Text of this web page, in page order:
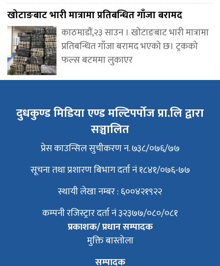
खोटाङबाट भारी मात्रामा प्रतिबन्धित गाँजा बरामद
काठमाडौं,२३ साउन । खोटाङबाट भारी मात्रामा
प्रतिबन्धित गाँजा बरामद भएको छ। ट्रकको
फल्स बटममा लुकाएर
दुधकुण्ड मिडिया एण्ड मल्टिपर्पोज प्रा.लि द्वारा
सञ्चालित
प्रेस काउन्सिल सुचीकरण न. ७३८/०७६/७७
सूचना तथा प्रशारण बिभाग दर्ता नं १८४१/०७६-७७
स्थायी लेखा नम्बर : ६००४२१९२२
कम्पनी रजिस्ट्रार दर्ता नं ३२३७७/०८०/०८१
प्रकाशक/ प्रधान सम्पादक
मुक्ति बास्तोला
सम्पादक